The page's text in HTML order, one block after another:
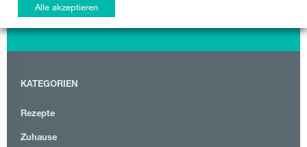
KATEGORIEN
Rezepte
Zuhause
Alle akzeptieren